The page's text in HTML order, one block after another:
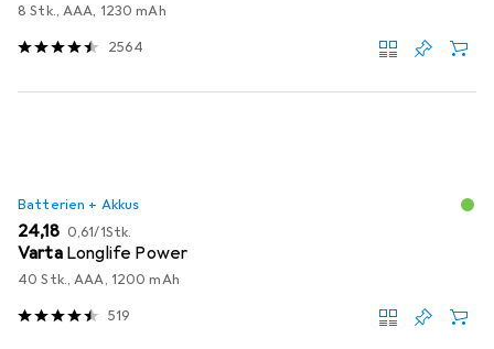
8 Stk., AAA, 1230 mAh
2564
Batterien + Akkus
EUR
24,18 EUR
0,61/1Stk.
Varta Longlife Power
40 Stk., AAA, 1200 mAh
519